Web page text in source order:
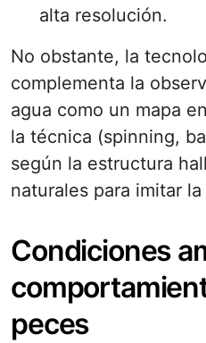
alta resolución.
No obstante, la
complementa la
agua como un mapa
la técnica (spinning,
según la estructura
naturales para imitar
Condiciones
peces